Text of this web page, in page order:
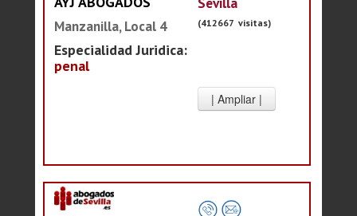
Manzanilla, Local 4
Especialidad Juridica:
penal
(412667 visitas)